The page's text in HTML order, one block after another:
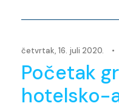
četvrtak, 16. juli 2020. •
Početak
hotelsko-